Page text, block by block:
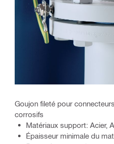
Goujon fileté pour
corrosifs
Matériaux support: Acier,
Épaisseur minimale du